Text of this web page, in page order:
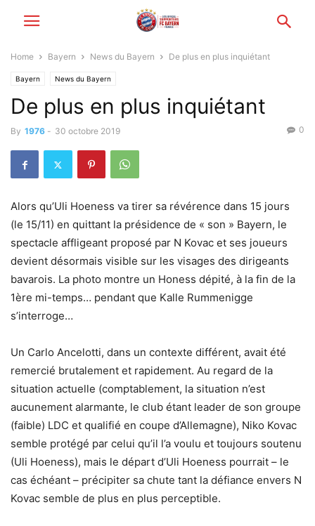
Home Bayern News du Bayern De plus en plus inquiétant
Bayern News du Bayern
De plus en plus inquiétant
By 1976 - 30 octobre 2019 0
Alors qu’Uli Hoeness va tirer sa révérence dans 15 jours
(le 15/11) en quittant la présidence de « son » Bayern, le
spectacle affligeant proposé par N Kovac et ses joueurs
devient désormais visible sur les visages des dirigeants
bavarois. La photo montre un Honess dépité, à la fin de la
1ère mi-temps… pendant que Kalle Rummenigge
s’interroge…
Un Carlo Ancelotti, dans un contexte différent, avait été
remercié brutalement et rapidement. Au regard de la
situation actuelle (comptablement, la situation n’est
aucunement alarmante, le club étant leader de son groupe
(faible) LDC et qualifié en coupe d’Allemagne), Niko Kovac
semble protégé par celui qu’il l’a voulu et toujours soutenu
(Uli Hoeness), mais le départ d’Uli Hoeness pourrait – le
cas échéant – précipiter sa chute tant la défiance envers N
Kovac semble de plus en plus perceptible.